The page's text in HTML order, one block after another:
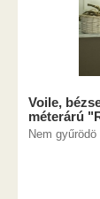
Voile,
méterárú
Nem